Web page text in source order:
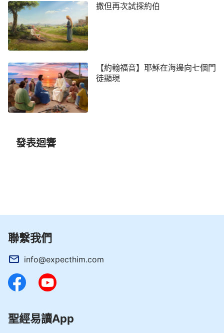
撒但再次試探約伯
【約翰福音】耶穌在海邊向七個門
徒顯現
發表迴響
聯繫我們
info@expecthim.com
聖經易讀App